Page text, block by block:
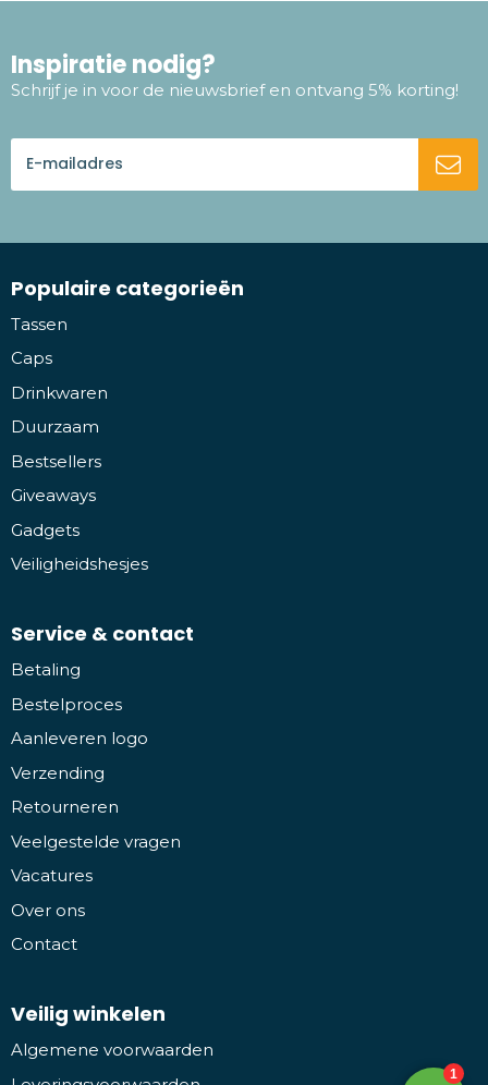
Inspiratie nodig?
Schrijf je in voor de nieuwsbrief en ontvang 5% korting!
Populaire categorieën
Tassen
Caps
Drinkwaren
Duurzaam
Bestsellers
Giveaways
Gadgets
Veiligheidshesjes
Service & contact
Betaling
Bestelproces
Aanleveren logo
Verzending
Retourneren
Veelgestelde vragen
Vacatures
Over ons
Contact
Veilig winkelen
Algemene voorwaarden